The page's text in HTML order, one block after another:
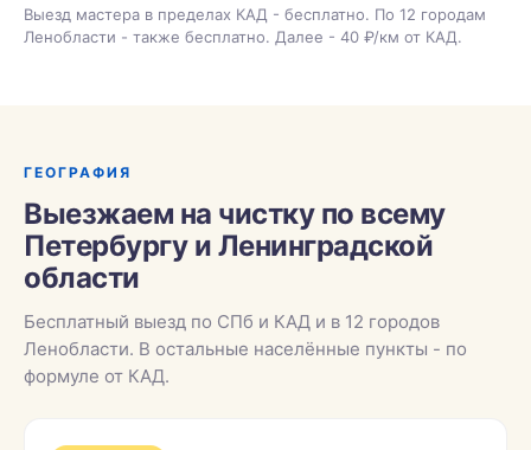
Выезд мастера в пределах КАД - бесплатно. По 12 городам
Ленобласти - также бесплатно. Далее - 40 ₽/км от КАД.
ГЕОГРАФИЯ
Выезжаем на чистку по всему
Петербургу и Ленинградской
области
Бесплатный выезд по СПб и КАД и в 12 городов
Ленобласти. В остальные населённые пункты - по
формуле от КАД.